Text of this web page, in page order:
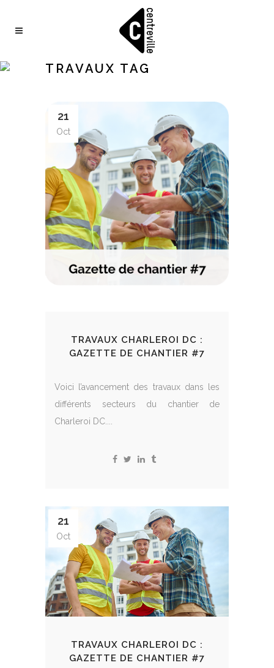
TRAVAUX TAG
21
Oct
TRAVAUX CHARLEROI DC :
GAZETTE DE CHANTIER #7
Voici l’avancement des travaux dans les
différents secteurs du chantier de
Charleroi DC....
21
Oct
TRAVAUX CHARLEROI DC :
GAZETTE DE CHANTIER #7